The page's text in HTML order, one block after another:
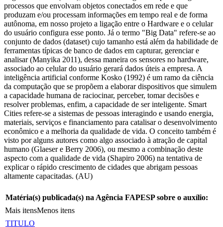
processos que envolvam objetos conectados em rede e que
produzam e/ou processam informações em tempo real e de forma
autônoma, em nosso projeto a ligação entre o Hardware e o celular
do usuário configura esse ponto. Já o termo "Big Data" refere-se ao
conjunto de dados (dataset) cujo tamanho está além da habilidade de
ferramentas típicas de banco de dados em capturar, gerenciar e
analisar (Manyika 2011), dessa maneira os sensores no hardware,
associado ao celular do usuário gerará dados úteis a empresa. A
inteligência artificial conforme Kosko (1992) é um ramo da ciência
da computação que se propõem a elaborar dispositivos que simulem
a capacidade humana de raciocinar, perceber, tomar decisões e
resolver problemas, enfim, a capacidade de ser inteligente. Smart
Cities refere-se a sistemas de pessoas interagindo e usando energia,
materiais, serviços e financiamento para catalisar o desenvolvimento
econômico e a melhoria da qualidade de vida. O conceito também é
visto por alguns autores como algo associado à atração de capital
humano (Glaeser e Berry 2006), ou mesmo a combinação deste
aspecto com a qualidade de vida (Shapiro 2006) na tentativa de
explicar o rápido crescimento de cidades que abrigam pessoas
altamente capacitadas. (AU)
Matéria(s) publicada(s) na Agência FAPESP sobre o auxílio:
Mais itensMenos itens
TITULO